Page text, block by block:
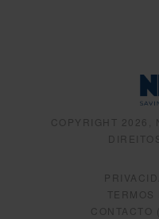
COPYRIGHT 2026,
TERMOS
CONTACTO